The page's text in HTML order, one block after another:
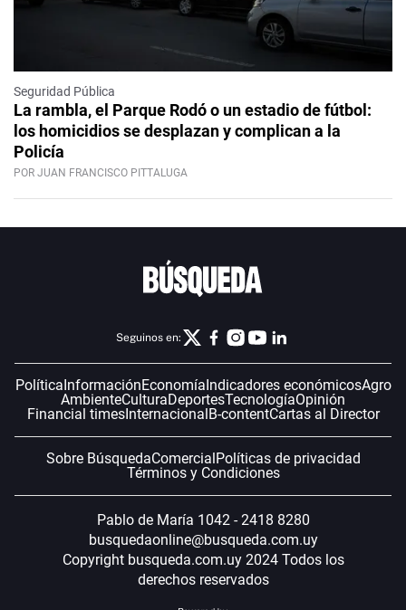
Seguridad Pública
La rambla, el Parque Rodó o un estadio de fútbol:
los homicidios se desplazan y complican a la
Policía
POR JUAN FRANCISCO PITTALUGA
Seguinos en:
Política InformaciónEconomía Indicadores económicosAgro
AmbienteCulturaDeportesTecnologíaOpinión
Financial timesInternacional B-contentCartas al Director
Sobre BúsquedaComercial Políticas de privacidad
Términos y Condiciones
Pablo de María 1042 - 2418 8280
busquedaonline@busqueda.com.uy
Copyright busqueda.com.uy 2024 Todos los
derechos reservados